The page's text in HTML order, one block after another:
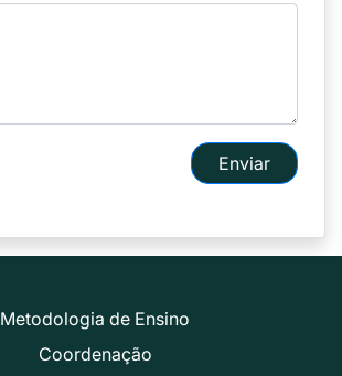
Enviar
Metodologia de Ensino
Coordenação